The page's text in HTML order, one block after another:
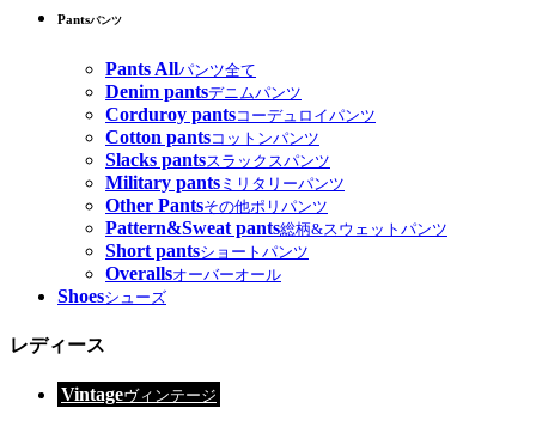
Pantsパンツ
Pants Allパンツ全て
Denim pantsデニムパンツ
Corduroy pantsコーデュロイパンツ
Cotton pantsコットンパンツ
Slacks pantsスラックスパンツ
Military pants ミリタリーパンツ
Other Pantsその他ポリパンツ
Pattern&Sweat pants総柄&スウェットパンツ
Short pantsショートパンツ
Overallsオーバーオール
Shoesシューズ
レディース
Vintageヴィンテージ